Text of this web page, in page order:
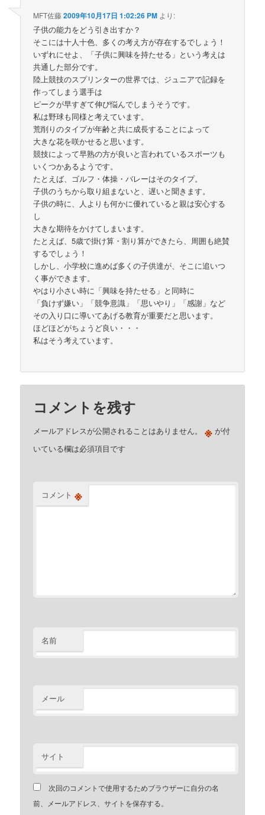
MFT佐藤2009年10月17日 1:02:26 PM より:
子供の能力をどう引き出すか？
そこには十人十色、多くの考え方が存在するでしょう！
いずれにせよ、「子供に興味を持たせる」という考えは
共通した部分です。
陸上競技のスプリンターの世界では、ジュニアで記録を
作ってしまう選手は
ピークが早すぎて伸び悩んでしまうそうです。
私は野球も同様と考えています。
荒削りのタイプが年齢と共に成長することによって
大きな花を咲かせると思います。
競技によって早熟の方が良いと言われているスポーツも
いくつかあるようです。
たとえば、ゴルフ・体操・バレーはそのタイプ。
子供のうちから取り組まないと、遅いと聞きます。
子供の時に、人よりも何かに優れていると親は安心する
し
大きな期待をかけてしまいます。
たとえば、5歳で掛け算・割り算ができたら、周囲も絶賛
するでしょう！
しかし、小学校に進めば多くの子供達が、そこに追いつ
く事ができます。
やはり小さい時に「興味を持たせる」と同時に
「負けず嫌い」「競争意識」「思いやり」「感謝」など
その入り口に導いてあげる教育が重要だと思います。
ほどほどがちょうど良い・・・
私はそう考えています。
コメントを残す
メールアドレスが公開されることはありません。 ※ が付
いている欄は必須項目です
コメント ※
名前
メール
サイト
次回のコメントで使用するためブラウザーに自分の名
前、メールアドレス、サイトを保存する。